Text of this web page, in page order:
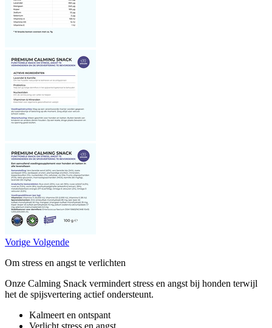
Vorige Volgende
Om stress en angst te verlichten
Onze Calming Snack vermindert stress en angst bij honden terwijl
het de spijsvertering actief ondersteunt.
Kalmeert en ontspant
Verlicht stress en angst